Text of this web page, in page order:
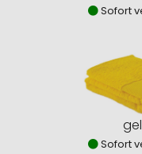
Sofort
Sofort